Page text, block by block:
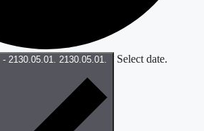
- 2130.05.01. 2130.05.01. Select date.